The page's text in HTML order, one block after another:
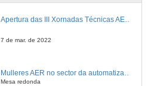
Apertura das III Xornadas Técnicas AER-UVigo
7 de mar. de 2022
Mesa redonda